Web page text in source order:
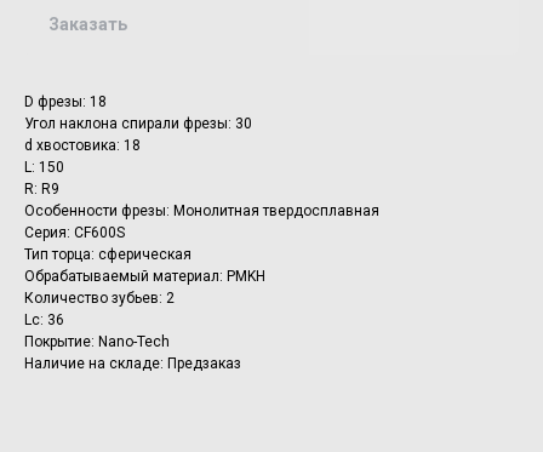
Заказать
D фрезы: 18
Угол наклона спирали фрезы: 30
d хвостовика: 18
L: 150
R: R9
Особенности фрезы: Монолитная твердосплавная
Серия: CF600S
Тип торца: сферическая
Обрабатываемый материал: PMKH
Количество зубьев: 2
Lc: 36
Покрытие: Nano-Tech
Наличие на складе: Предзаказ